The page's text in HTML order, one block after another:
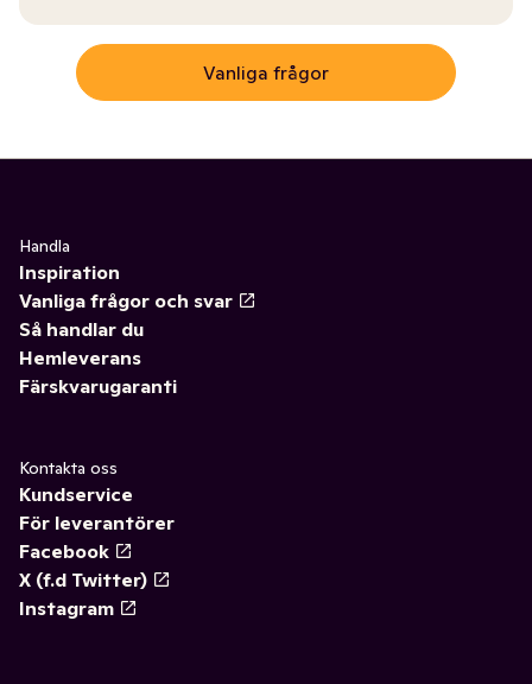
Vanliga frågor
Handla
Inspiration
Vanliga frågor och svar
Så handlar du
Hemleverans
Färskvarugaranti
Kontakta oss
Kundservice
För leverantörer
Facebook
X (f.d Twitter)
Instagram